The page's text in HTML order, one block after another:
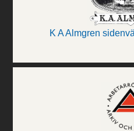
K A Almgren